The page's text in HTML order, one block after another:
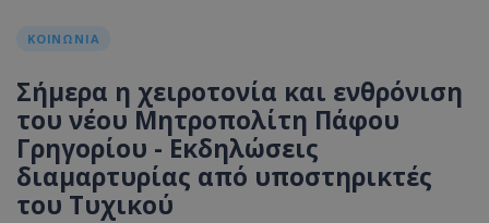
ΚΟΙΝΩΝΙΑ
Σήμερα η χειροτονία και ενθρόνιση
του νέου Μητροπολίτη Πάφου
Γρηγορίου - Εκδηλώσεις
διαμαρτυρίας από υποστηρικτές
του Τυχικού